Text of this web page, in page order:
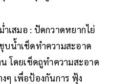
เสมอ : ปัดกวาดหยากไย่
น้ำเช็ดทำความสะอาด
โดยเช็ดถูทำความสะอาด
ๆ เพื่อป้องกันการ ฟุ้ง